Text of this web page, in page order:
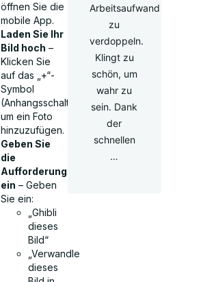
öffnen Sie die
mobile App.
Laden Sie Ihr
Bild hoch –
Klicken Sie
auf das „+“-
Symbol
(Anhangsschaltfläche),
um ein Foto
hinzuzufügen.
Geben Sie
die
Aufforderung
ein – Geben
Sie ein:
„Ghibli
dieses
Bild“
„Verwandle
dieses
Arbeitsaufwand
zu
verdoppeln.
Klingt zu
schön, um
wahr zu
sein. Dank
der
schnellen
…